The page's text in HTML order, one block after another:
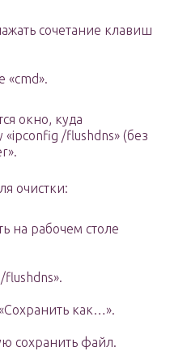
сочетание клавиш
«cmd».
окно, куда
«ipconfig /flushdns» (без
очистки:
на рабочем столе
flushdns».
как…».
сохранить файл.